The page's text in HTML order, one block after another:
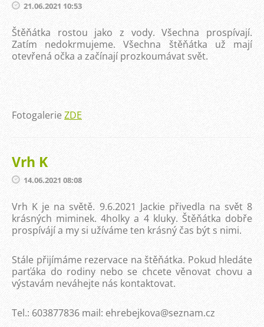
21.06.2021 10:53
Štěňátka rostou jako z vody. Všechna prospívají.
Zatím nedokrmujeme. Všechna štěňátka už mají
otevřená očka a začínají prozkoumávat svět.
FotogalerieZDE
Vrh K
14.06.2021 08:08
Vrh K je na světě. 9.6.2021 Jackie přivedla na svět 8
krásných miminek. 4holky a 4 kluky. Štěňátka dobře
prospívájí a my si užíváme ten krásný čas být s nimi.
Stále přijímáme rezervace na štěňátka. Pokud hledáte
parťáka do rodiny nebo se chcete věnovat chovu a
výstavám neváhejte nás kontaktovat.
Tel.: 603877836 mail: ehrebejkova@seznam.cz